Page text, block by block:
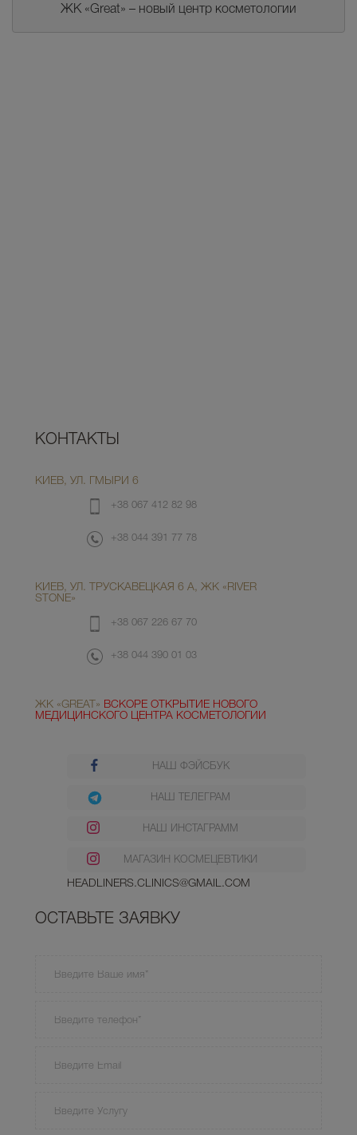
ЖК «Great» – новый центр косметологии
КОНТАКТЫ
КИЕВ, УЛ. ГМЫРИ 6
+38 067 412 82 98
+38 044 391 77 78
КИЕВ, УЛ. ТРУСКАВЕЦКАЯ 6 А, ЖК «RIVER
STONE»
+38 067 226 67 70
+38 044 390 01 03
ЖК «GREAT» ВСКОРЕ ОТКРЫТИЕ НОВОГО
МЕДИЦИНСКОГО ЦЕНТРА КОСМЕТОЛОГИИ
НАШ ФЭЙСБУК
НАШ ТЕЛЕГРАМ
НАШ ИНСТАГРАММ
МАГАЗИН КОСМЕЦЕВТИКИ
HEADLINERS.CLINICS@GMAIL.COM
ОСТАВЬТЕ ЗАЯВКУ